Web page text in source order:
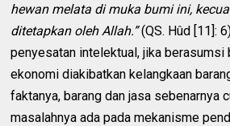
hewan melata di muka bumi ini,
ditetapkan oleh Allah.”(QS. Hûd [11]:
penyesatan intelektual, jika berasumsi
ekonomi diakibatkan kelangkaan
faktanya, barang dan jasa sebenarnya
masalahnya ada pada mekanisme